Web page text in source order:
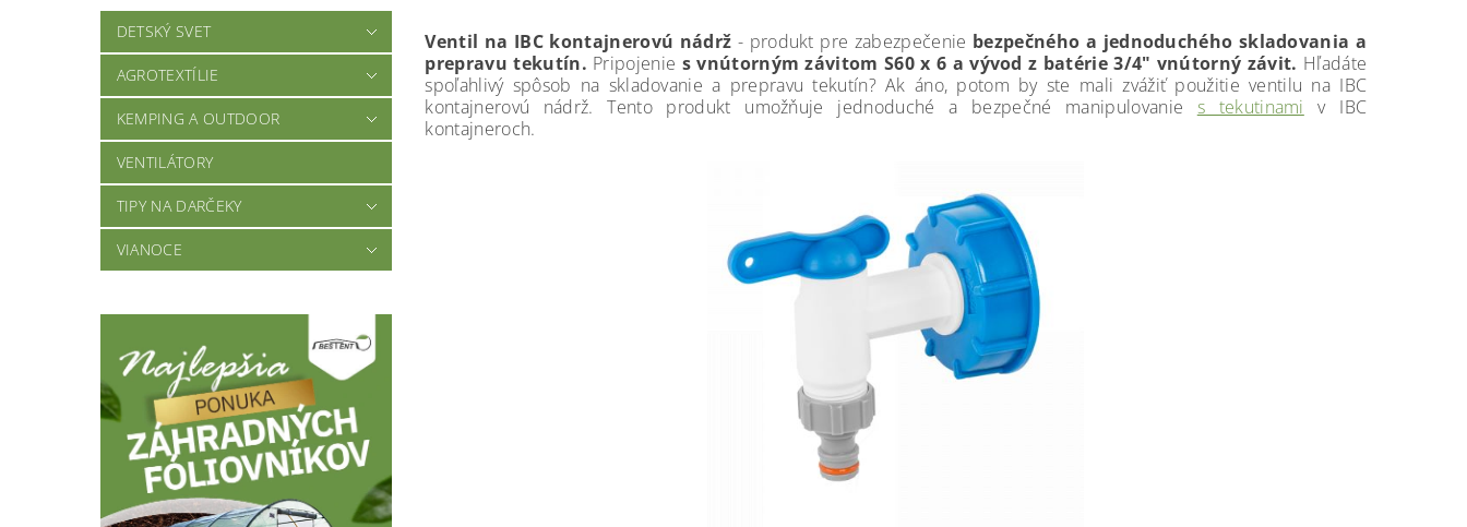
DETSKÝ SVET
AGROTEXTÍLIE
KEMPING A OUTDOOR
VENTILÁTORY
TIPY NA DARČEKY
VIANOCE
Ventil na IBC kontajnerovú nádrž - produkt pre zabezpečenie bezpečného a jednoduchého skladovania a
prepravu tekutín. Pripojenie s vnútorným závitom S60 x 6 a vývod z batérie 3/4" vnútorný závit. Hľadáte
spoľahlivý spôsob na skladovanie a prepravu tekutín? Ak áno, potom by ste mali zvážiť použitie ventilu na IBC
kontajnerovú nádrž. Tento produkt umožňuje jednoduché a bezpečné manipulovanie s tekutinami v IBC
kontajneroch.